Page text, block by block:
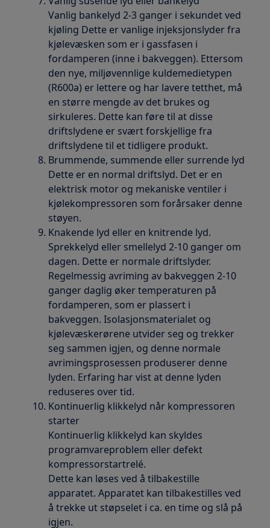
Vanlig bankelyd 2-3 ganger i sekundet ved
kjøling Dette er vanlige injeksjonslyder fra
kjølevæsken som er i gassfasen i
fordamperen (inne i bakveggen). Ettersom
den nye, miljøvennlige kuldemedietypen
(R600a) er lettere og har lavere tetthet, må
en større mengde av det brukes og
sirkuleres. Dette kan føre til at disse
driftslydene er svært forskjellige fra
driftslydene til et tidligere produkt.
Brummende, summende eller surrende lyd
Dette er en normal driftslyd. Det er en
elektrisk motor og mekaniske ventiler i
kjølekompressoren som forårsaker denne
støyen.
Knakende lyd eller en knitrende lyd.
Sprekkelyd eller smellelyd 2-10 ganger om
dagen. Dette er normale driftslyder.
Regelmessig avriming av bakveggen 2-10
ganger daglig øker temperaturen på
fordamperen, som er plassert i
bakveggen. Isolasjonsmaterialet og
kjølevæskerørene utvider seg og trekker
seg sammen igjen, og denne normale
avrimingsprosessen produserer denne
lyden. Erfaring har vist at denne lyden
reduseres over tid.
Kontinuerlig klikkelyd når kompressoren
starter
Kontinuerlig klikkelyd kan skyldes
programvareproblem eller defekt
kompressorstartrelé.
Dette kan løses ved å tilbakestille
apparatet. Apparatet kan tilbakestilles ved
å trekke ut støpselet i ca. en time og slå på
igjen.